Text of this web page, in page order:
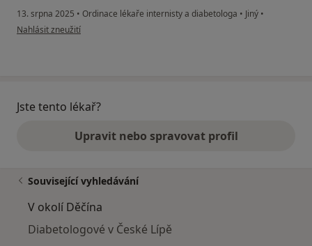
13. srpna 2025 • Ordinace lékaře internisty a diabetologa • Jiný •
podle názoru uživatele J.G.
Nahlásit zneužití
Jste tento lékař?
Upravit nebo spravovat profil
Související vyhledávání
V okolí Děčína
Diabetologové v České Lípě